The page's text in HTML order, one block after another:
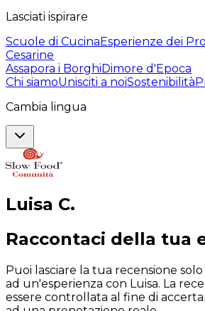
Lasciati ispirare
Scuole di CucinaEsperienze dei
Cesarine
Assapora i BorghiDimore d'Epoca
Chi siamoUnisciti a noiSostenibilità
Cambia lingua
Luisa C.
Raccontaci della tua
Puoi lasciare la tua recensione
ad un'esperienza con Luisa. La
essere controllata al fine di